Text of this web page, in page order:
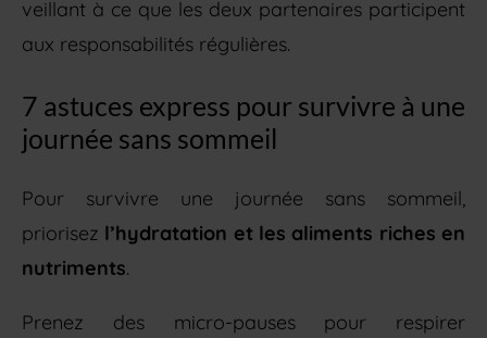
veillant à ce que les deux partenaires participent
aux responsabilités régulières.
7 astuces express pour survivre à une
journée sans sommeil
Pour survivre une journée sans sommeil,
priorisez l’hydratation et les aliments riches en
nutriments.
Prenez des micro-pauses pour respirer